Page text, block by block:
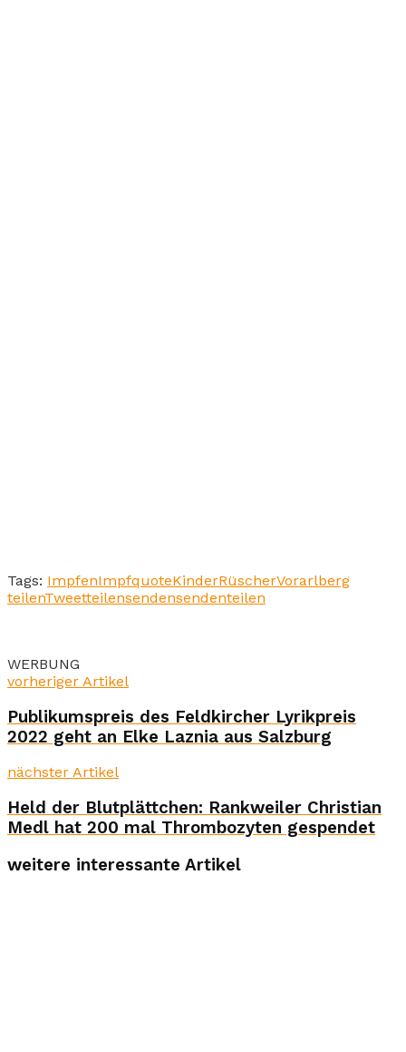
Tags: ImpfenImpfquoteKinderRüscherVorarlberg
teilenTweetteilensendensendenteilen
WERBUNG
vorheriger Artikel
Publikumspreis des Feldkircher Lyrikpreis
2022 geht an Elke Laznia aus Salzburg
nächster Artikel
Held der Blutplättchen: Rankweiler Christian
Medl hat 200 mal Thrombozyten gespendet
weitere interessante Artikel